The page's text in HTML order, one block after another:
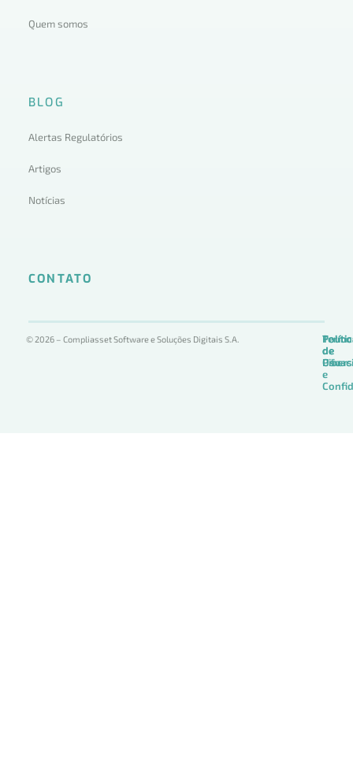
Quem somos
BLOG
Alertas Regulatórios
Artigos
Notícias
CONTATO
© 2026 – Compliasset Software e Soluções Digitais S.A.
de
Uso
de
de
e